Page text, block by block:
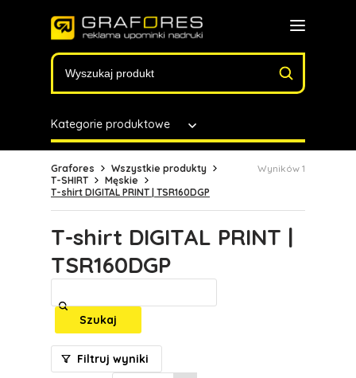
Kategorie produktowe
Grafores
Wszystkie produkty
T-SHIRT
Męskie
T-shirt DIGITAL PRINT | TSR160DGP
Wyników 1
T-shirt DIGITAL PRINT |
TSR160DGP
Szukaj
Filtruj wyniki